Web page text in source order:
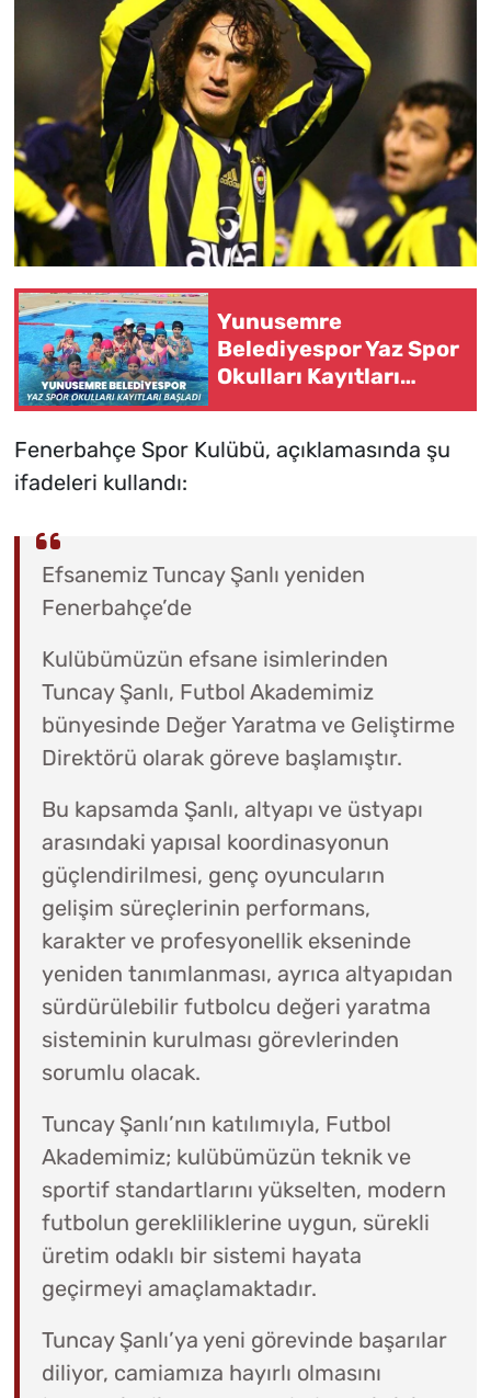
Yunusemre
Belediyespor Yaz Spor
Okulları Kayıtları
Fenerbahçe Spor Kulübü, açıklamasında şu
ifadeleri kullandı:
Efsanemiz Tuncay Şanlı yeniden
Fenerbahçe’de
Kulübümüzün efsane isimlerinden
Tuncay Şanlı, Futbol Akademimiz
bünyesinde Değer Yaratma ve Geliştirme
Direktörü olarak göreve başlamıştır.
Bu kapsamda Şanlı, altyapı ve üstyapı
arasındaki yapısal koordinasyonun
güçlendirilmesi, genç oyuncuların
gelişim süreçlerinin performans,
karakter ve profesyonellik ekseninde
yeniden tanımlanması, ayrıca altyapıdan
sürdürülebilir futbolcu değeri yaratma
sisteminin kurulması görevlerinden
sorumlu olacak.
Tuncay Şanlı’nın katılımıyla, Futbol
Akademimiz; kulübümüzün teknik ve
sportif standartlarını yükselten, modern
futbolun gerekliliklerine uygun, sürekli
üretim odaklı bir sistemi hayata
geçirmeyi amaçlamaktadır.
Tuncay Şanlı’ya yeni görevinde başarılar
diliyor, camiamıza hayırlı olmasını